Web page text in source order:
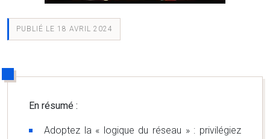
PUBLIÉ LE 18 AVRIL 2024
En résumé :
Adoptez la « logique du réseau » : privilégiez